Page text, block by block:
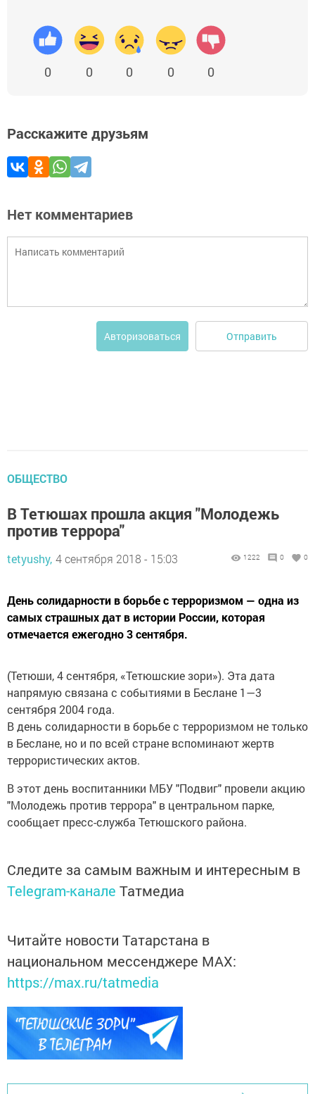
0 0 0 0 0
Расскажите друзьям
Нет комментариев
Авторизоваться Отправить
ОБЩЕСТВО
В Тетюшах прошла акция "Молодежь
против террора"
tetyushy, 4 сентября 2018 - 15:03 1222 0 0
День солидарности в борьбе с терроризмом — одна из
самых страшных дат в истории России, которая
отмечается ежегодно 3 сентября.
(Тетюши, 4 сентября, «Тетюшские зори»). Эта дата
напрямую связана с событиями в Беслане 1—3
сентября 2004 года.
В день солидарности в борьбе с терроризмом не только
в Беслане, но и по всей стране вспоминают жертв
террористических актов.
В этот день воспитанники МБУ "Подвиг" провели акцию
"Молодежь против террора" в центральном парке,
сообщает пресс-служба Тетюшского района.
Следите за самым важным и интересным в
Telegram-канале Татмедиа
Читайте новости Татарстана в
национальном мессенджере MАХ:
https://max.ru/tatmedia